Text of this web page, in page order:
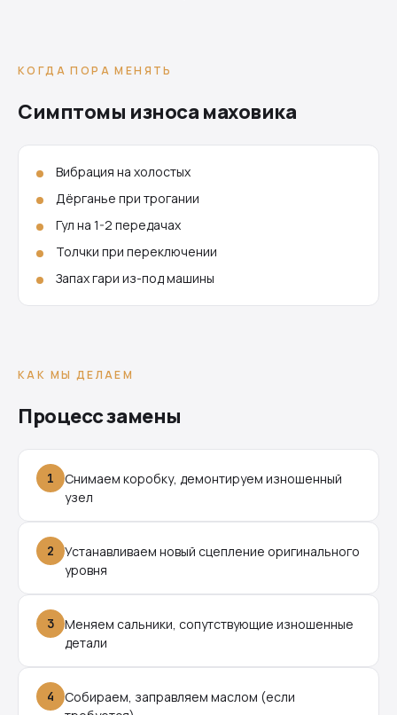
КОГДА ПОРА МЕНЯТЬ
Симптомы износа маховика
Вибрация на холостых
Дёрганье при трогании
Гул на 1-2 передачах
Толчки при переключении
Запах гари из-под машины
КАК МЫ ДЕЛАЕМ
Процесс замены
1
Снимаем коробку, демонтируем изношенный
узел
2
Устанавливаем новый сцепление оригинального
уровня
3
Меняем сальники, сопутствующие изношенные
детали
4
Собираем, заправляем маслом (если